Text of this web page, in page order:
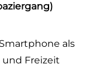
als
Freizeit